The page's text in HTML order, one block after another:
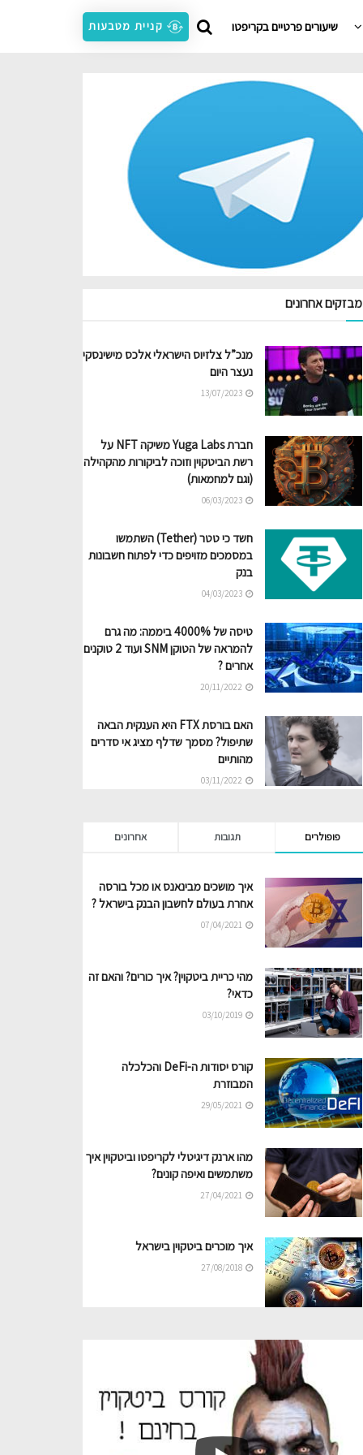
שיעורים פרטיים בקריפטו קניית מטבעות
מבזקים אחרונים
מנכ”ל צלזיוס הישראלי אלכס מישינסקי
נעצר היום
חברת Yuga Labs משיקה NFT על
רשת הביטקוין וזוכה לביקורות מהקהילה
(וגם למחמאות)
חשד כי טטר (Tether) השתמשו
במסמכים מזויפים כדי לפתוח חשבונות
בנק
טיסה של 4000% ביממה: מה גרם
להמראה של הטוקן SNM ועוד 2 טוקנים
אחרים ?
האם בורסת FTX היא הענקית הבאה
שתיפול? מסמך שדלף מציג אי סדרים
מהותיים
פופולרים תגובות אחרונים
איך מושכים מבינאנס או מכל בורסה
אחרת בעולם לחשבון הבנק בישראל ?
מהי כריית ביטקוין? איך כורים? והאם זה
כדאי?
קורס יסודות ה-DeFi והכלכלה
המבוזרת
מהו ארנק דיגיטלי לקריפטו וביטקוין איך
משתמשים ואיפה קונים?
איך מוכרים ביטקוין בישראל